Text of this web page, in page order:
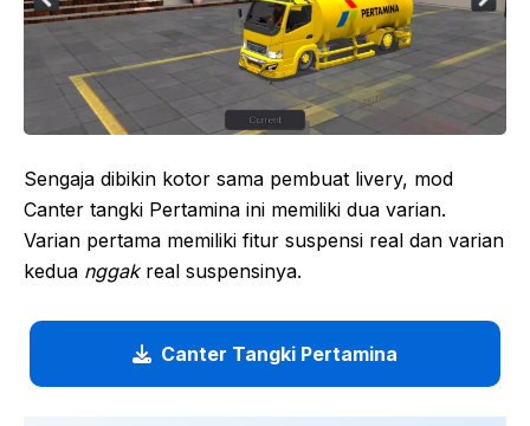
Sengaja dibikin kotor sama pembuat livery, mod
Canter tangki Pertamina ini memiliki dua varian.
Varian pertama memiliki fitur suspensi real dan varian
kedua nggak real suspensinya.
Canter Tangki Pertamina